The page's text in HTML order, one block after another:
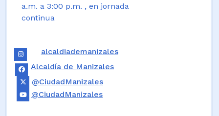
a.m. a 3:00 p.m. , en jornada
continua
alcaldiademanizales
Alcaldía de Manizales
@CiudadManizales
@CiudadManizales